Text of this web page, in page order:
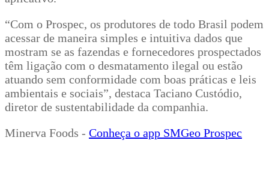
“Com o Prospec, os produtores de todo Brasil podem
acessar de maneira simples e intuitiva dados que
mostram se as fazendas e fornecedores prospectados
têm ligação com o desmatamento ilegal ou estão
atuando sem conformidade com boas práticas e leis
ambientais e sociais”, destaca Taciano Custódio,
diretor de sustentabilidade da companhia.
Minerva Foods - Conheça o app SMGeo Prospec